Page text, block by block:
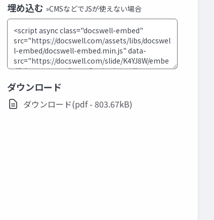
埋め込む »CMSなどでJSが使えない場合
ダウンロード
ダウンロード(pdf - 803.67kB)